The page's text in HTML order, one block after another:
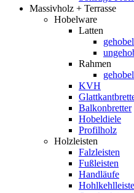
Massivholz + Terrasse
Hobelware
Latten
Rahmen
KVH
Balkonbretter
Hobeldiele
Profilholz
Holzleisten
Falzleisten
Fußleisten
Handläufe